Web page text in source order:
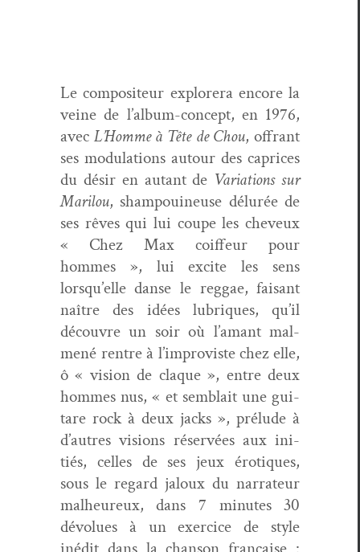
Le com­pos­i­teur explor­era encore la
veine de l’album-concept, en 1976,
avec L’Homme à Tête de Chou, offrant
ses mod­u­la­tions autour des caprices
du désir en autant de Vari­a­tions sur
Mar­ilou, sham­pouineuse délurée de
ses rêves qui lui coupe les cheveux
« Chez Max coif­feur pour
hommes », lui excite les sens
lorsqu’elle danse le reg­gae, faisant
naître des idées lubriques, qu’il
décou­vre un soir où l’a­mant mal­
mené ren­tre à l’im­pro­viste chez elle,
ô « vision de claque », entre deux
hommes nus, « et sem­blait une gui­
tare rock à deux jacks », prélude à
d’autres visions réservées aux ini­
tiés, celles de ses jeux éro­tiques,
sous le regard jaloux du nar­ra­teur
mal­heureux, dans 7 min­utes 30
dévolues à un exer­ci­ce de style